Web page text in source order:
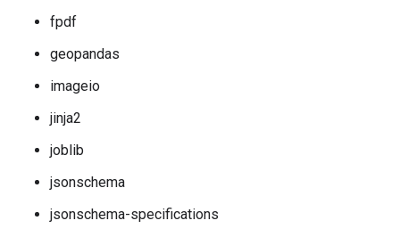
fpdf
geopandas
imageio
jinja2
joblib
jsonschema
jsonschema-specifications